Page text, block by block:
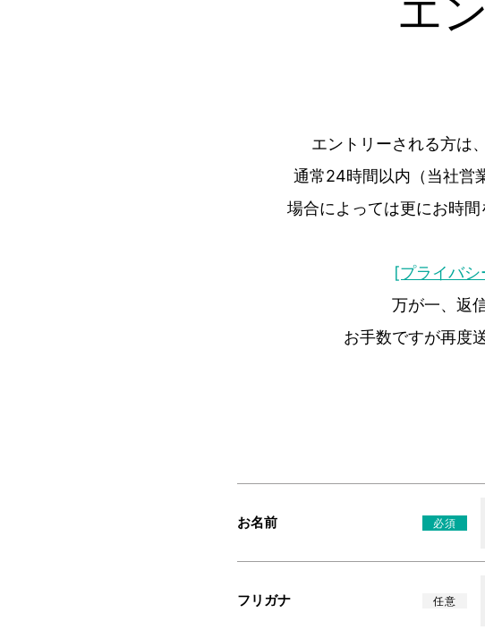
エ
エントリーされる方は
通常24時間以内（当社営
場合によっては更にお時
[プライバ
万が一、返
お手数ですが再度
お名前 必須
フリガナ 任意